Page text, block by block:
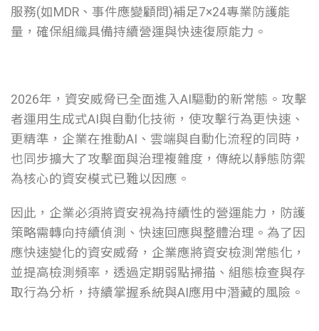
服務(如MDR、事件應變顧問)補足7×24專業防護能
量，確保組織具備持續營運與快速復原能力。
2026年，資安威脅已全面進入AI驅動的新常態。攻擊
者運用生成式AI與自動化技術，使攻擊行為更快速、
更精準，企業在推動AI、雲端與自動化流程的同時，
也同步擴大了攻擊面與治理複雜度，傳統以靜態防禦
為核心的資安模式已難以因應。
因此，企業必須將資安視為持續性的營運能力，防護
策略需轉向持續偵測、快速回應與整體治理。為了因
應快速變化的資安威脅，企業應將資安檢測常態化，
並提高檢測頻率，透過定期弱點掃描、組態檢查與存
取行為分析，持續掌握系統與AI應用中潛藏的風險。